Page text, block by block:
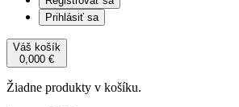
Prihlásiť sa
Váš košík
0,000 €
Žiadne produkty v košíku.